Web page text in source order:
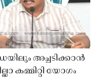
അച്ചടിക്കാൻ
കമ്മിറ്റി യോഗം